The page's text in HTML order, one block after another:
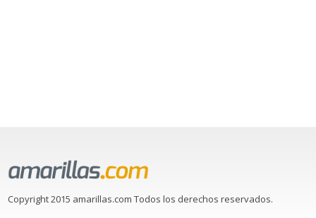
Copyright 2015 amarillas.com Todos los derechos reservados.